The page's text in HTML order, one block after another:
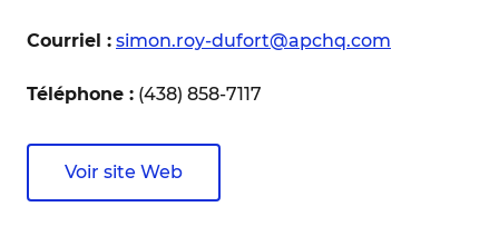
Courriel : simon.roy-dufort@apchq.com
Téléphone : (438) 858-7117
Voir site Web